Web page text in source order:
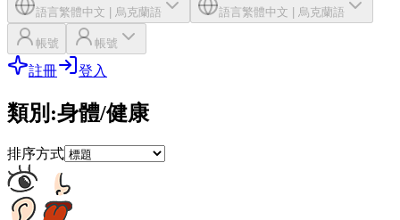
語言繁體中文 烏克蘭語 語言繁體中文 烏克蘭語
帳號 帳號
註冊 登入
類別 :身體/健康
排序方式